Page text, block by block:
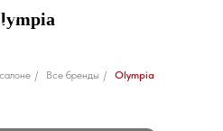
/ Все бренды / Olympia